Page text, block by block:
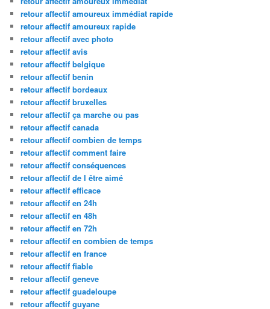
retour affectif amoureux immédiat rapide
retour affectif amoureux rapide
retour affectif avec photo
retour affectif avis
retour affectif belgique
retour affectif benin
retour affectif bordeaux
retour affectif bruxelles
retour affectif ça marche ou pas
retour affectif canada
retour affectif combien de temps
retour affectif comment faire
retour affectif conséquences
retour affectif de l être aimé
retour affectif efficace
retour affectif en 24h
retour affectif en 48h
retour affectif en 72h
retour affectif en combien de temps
retour affectif en france
retour affectif fiable
retour affectif geneve
retour affectif guadeloupe
retour affectif guyane